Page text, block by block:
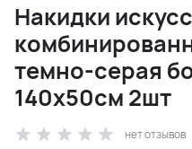
Накидки
темно-серая
140х50см 2шт
нет отзывов